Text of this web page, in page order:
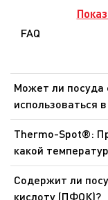
FAQ
Может ли посуда
использоваться
Для
использоваться
линейки Ingenio
съемные ручки
Посуда никогда
Thermo-Spot®:
какой
Сковороды: от
от 165 °C до 240
Содержит ли
кислоту (ПФОК)?